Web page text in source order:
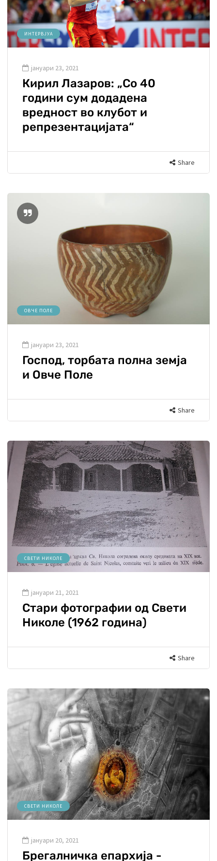
ИНТЕРВЈУА
јануари 23, 2021
Кирил Лазаров: „Со 40
години сум додадена
вредност во клубот и
репрезентацијата“
Share
ОВЧЕ ПОЛЕ
јануари 23, 2021
Господ, торбата полна земја
и Овче Поле
Share
СВЕТИ НИКОЛЕ
јануари 21, 2021
Стари фотографии од Свети
Николе (1962 година)
Share
СВЕТИ НИКОЛЕ
јануари 20, 2021
Брегалничка епархија -